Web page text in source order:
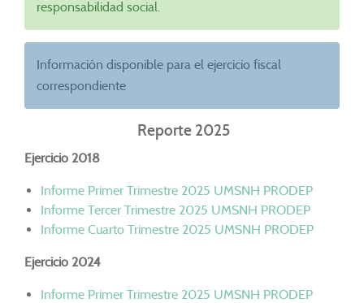
responsabilidad social.
Información disponible para el ejercicio fiscal
correspondiente
Reporte 2025
Ejercicio 2018
Informe Primer Trimestre 2025 UMSNH PRODEP
Informe Tercer Trimestre 2025 UMSNH PRODEP
Informe Cuarto Trimestre 2025 UMSNH PRODEP
Ejercicio 2024
Informe Primer Trimestre 2025 UMSNH PRODEP